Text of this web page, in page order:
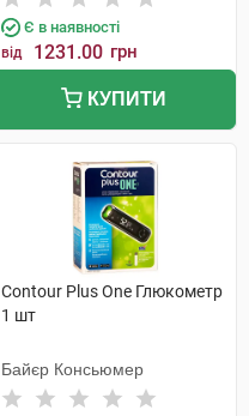
Є в наявності
від 1231.00 грн
КУПИТИ
Contour Plus One Глюкометр
1 шт
Байєр Консьюмер